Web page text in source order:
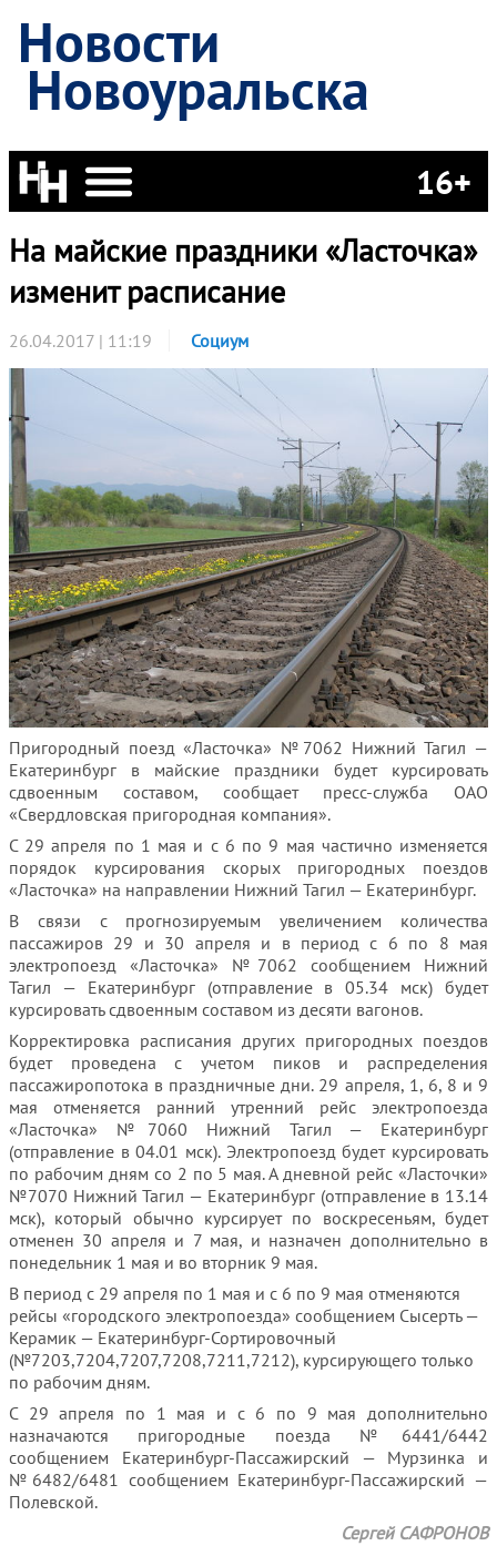
Новости
Новоуральска
16+
На майские праздники «Ласточка»
изменит расписание
26.04.2017 | 11:19 Социум
Пригородный поезд «Ласточка» №7062 Нижний Тагил —
Екатеринбург в майские праздники будет курсировать
сдвоенным составом, сообщает пресс-служба ОАО
«Свердловская пригородная компания».
С 29 апреля по 1 мая и с 6 по 9 мая частично изменяется
порядок курсирования скорых пригородных поездов
«Ласточка» на направлении Нижний Тагил — Екатеринбург.
В связи с прогнозируемым увеличением количества
пассажиров 29 и 30 апреля и в период с 6 по 8 мая
электропоезд «Ласточка» №7062 сообщением Нижний
Тагил — Екатеринбург (отправление в 05.34 мск) будет
курсировать сдвоенным составом из десяти вагонов.
Корректировка расписания других пригородных поездов
будет проведена с учетом пиков и распределения
пассажиропотока в праздничные дни. 29 апреля, 1, 6, 8 и 9
мая отменяется ранний утренний рейс электропоезда
«Ласточка» №7060 Нижний Тагил — Екатеринбург
(отправление в 04.01 мск). Электропоезд будет курсировать
по рабочим дням со 2 по 5 мая. А дневной рейс «Ласточки»
№7070 Нижний Тагил — Екатеринбург (отправление в 13.14
мск), который обычно курсирует по воскресеньям, будет
отменен 30 апреля и 7 мая, и назначен дополнительно в
понедельник 1 мая и во вторник 9 мая.
В период с 29 апреля по 1 мая и с 6 по 9 мая отменяются
рейсы «городского электропоезда» сообщением Сысерть —
Керамик — Екатеринбург-Сортировочный
(№7203,7204,7207,7208,7211,7212), курсирующего только
по рабочим дням.
С 29 апреля по 1 мая и с 6 по 9 мая дополнительно
назначаются пригородные поезда №6441/6442
сообщением Екатеринбург-Пассажирский — Мурзинка и
№6482/6481 сообщением Екатеринбург-Пассажирский —
Полевской.
Сергей САФРОНОВ